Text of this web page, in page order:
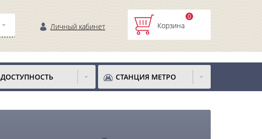
Личный кабинет Корзина
0
ДОСТУПНОСТЬ СТАНЦИЯ МЕТРО